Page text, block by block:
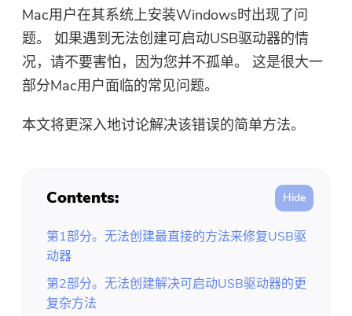
免费的PDF压缩器
Mac用户在其系统上安装Windows时出现了问
题。 如果遇到无法创建可启动USB驱动器的情
况，请不要害怕，因为您并不孤单。 这是很大一
部分Mac用户面临的常见问题。
本文将更深入地讨论解决该错误的简单方法。
Contents:
第1部分。无法创建最直接的方法来修复USB驱
动器
第2部分。无法创建解决可启动USB驱动器的更
复杂方法